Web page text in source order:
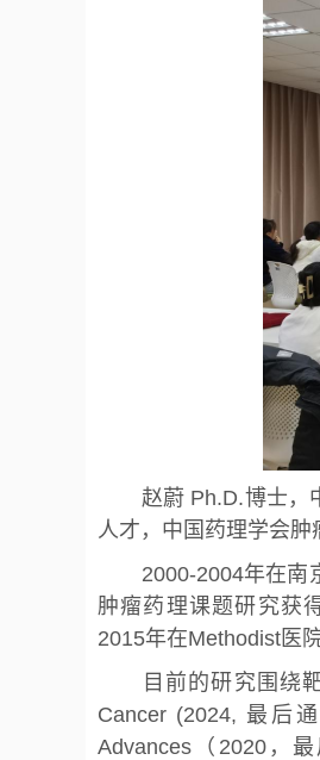
赵蔚 Ph.D.博士，中
人才，中国药理学会肿
2000-2004年在南京
肿瘤药理课题研究获
2015年在Methodist医
目前的研究围绕靶
Cancer (2024, 最后
Advances（2020，